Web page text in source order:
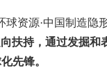
球资源·中国制造隐
扶持，通过发掘和
先锋。